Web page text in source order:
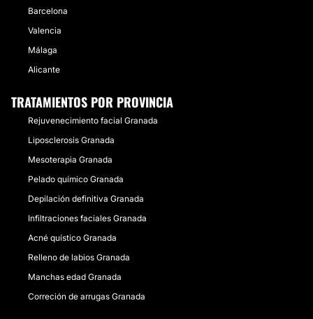
Barcelona
Valencia
Málaga
Alicante
TRATAMIENTOS POR PROVINCIA
Rejuvenecimiento facial Granada
Liposclerosis Granada
Mesoterapia Granada
Pelado químico Granada
Depilación definitiva Granada
Infiltraciones faciales Granada
Acné quístico Granada
Relleno de labios Granada
Manchas edad Granada
Correción de arrugas Granada